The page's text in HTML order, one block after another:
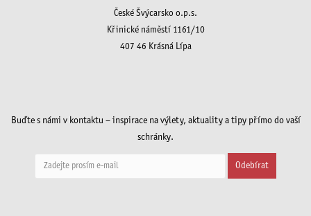
České Švýcarsko o.p.s.
Křinické náměstí 1161/10
407 46 Krásná Lípa
Buďte s námi v kontaktu – inspirace na výlety, aktuality a tipy přímo do vaší
schránky.
Odebírat